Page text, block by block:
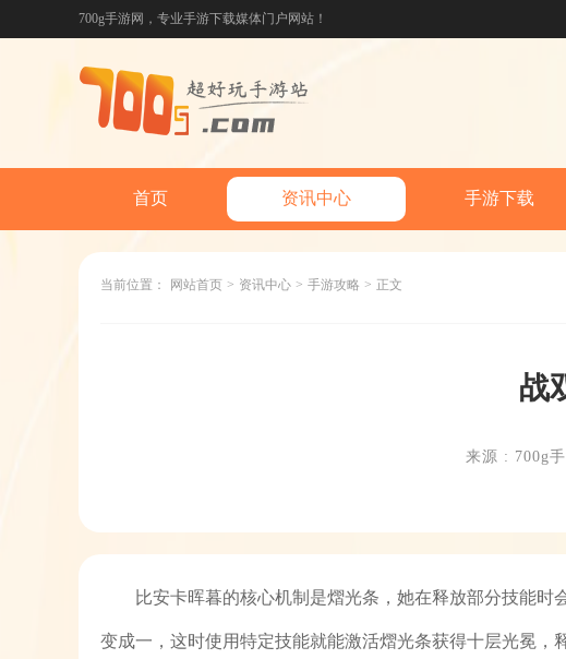
700g手游网，专业手游下载媒体门户网站！
首页 资讯中心 手游下载
当前位置： 网站首页 > 资讯中心 > 手游攻略 > 正文
战
来源 : 700g手
比安卡晖暮的核心机制是熠光条，她在释放部分技能
变成一，这时使用特定技能就能激活熠光条获得十层光冕，